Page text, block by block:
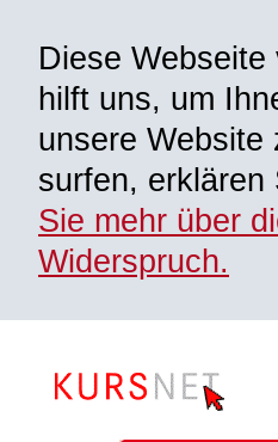
Diese
hilft uns, um
unsere Website
surfen,
Sie mehr über
Widerspruch.